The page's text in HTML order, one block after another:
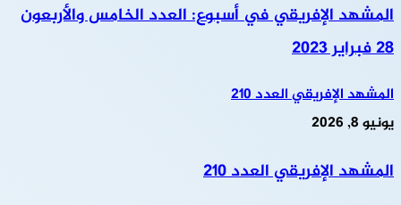
المشهد الإفريقي في أسبوع: العدد الخامس والأربعون
28 فبراير 2023
المشهد الإفريقي العدد 210
يونيو 8, 2026
المشهد الإفريقي العدد 210